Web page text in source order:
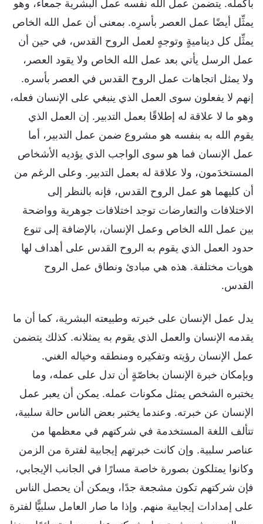
بأكمله. يتضمن عمل الله نفسه عمل البشرية جمعاء، وهو
يمثِّل أيضًا عمل العصر بأسرِه. بمعنى أن عمل الله الخاص
يمثِّل كل ديناميةٍ وتوجهٍ لعمل الروح القدس، في حين أن
عمل الرسل يأتي بعد عمل الله الخاص ولا يقود العصر،
ولا يمثل اتجاهات عمل الروح القدس في العصر بأسره.
إنهم لا يفعلون سوى العمل الذي ينبغي على الإنسان فعله،
وهو ما لا علاقة له إطلاقًا بعمل التدبير. إن العمل الذي
يقوم الله به بنفسه هو مشروع ضمن عمل التدبير، أما
عمل الإنسان فما هو سوى الواجب الذي يؤديه الأشخاص
المستخدَمون، ولا علاقة له بعمل التدبير. وعلى الرغم من
أن كليهما هو عمل الروح القدس، فإنه بالنظر إلى
الاختلافات والتعارضات توجد اختلافات جوهرية وواضحة
بين عمل الله الخاص وعمل الإنسان، بالإضافة إلى تنوع
حدود العمل الذي يقوم به الروح القدس على أهداف لها
هويات مختلفة. هذه هي مبادئ ونطاق عمل الروح
القدس.
يدل عمل الإنسان على خبرته وطبيعته البشرية، كما أن ما
يقدمه الإنسان والعمل الذي يقوم به يمثلانه. كذلك يتضمن
عمل الإنسان رؤيته وتفكيره ومنطقه وخياله الغني.
وبإمكان خبرة الإنسان بخاصّةٍ أن تدل على عمله، وما
يختبره الشخص يمثل مكونات عمله. يمكن أن يعبر عمل
الإنسان عن خبرته. وعندما يختبر بعض الناس حالة سلبية،
تتألف اللغة المستخدمة في شركتهم في معظمها من
عناصر سلبية. وإن كانت خبرتهم إيجابية لفترة من الزمن
وكانوا يمتلكون بصورة خاصة مسارًا في الجانب الإيجابي،
فإن شركتهم تكون مشجعة جدًا، ويمكن أن يحصل الناس
على إمدادات إيجابية منهم. وإذا ما صار العامل سلبيًّا لفترة